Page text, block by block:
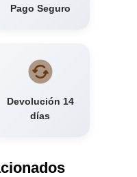
Pago Seguro
Devolución 14
días